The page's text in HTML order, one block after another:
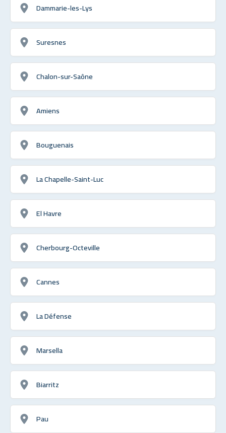
Dammarie-les-Lys
Suresnes
Chalon-sur-Saône
Amiens
Bouguenais
La Chapelle-Saint-Luc
El Havre
Cherbourg-Octeville
Cannes
La Défense
Marsella
Biarritz
Pau